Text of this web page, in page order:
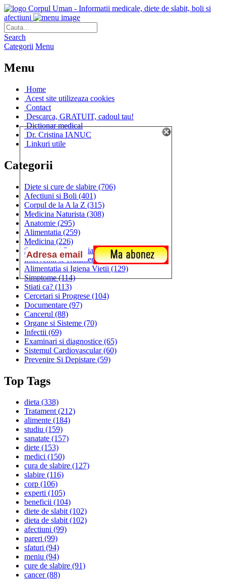
Corpul Uman - Informatii medicale, diete de slabit, boli si
afectiuni
Search
Categorii Menu
Menu
Home
Acest site utilizeaza cookies
Contact
Descarca, GRATUIT, cadoul tau!
Dictionar medical
Dr. Cristina IANUC
Linkuri utile
Categorii
Diete si cure de slabire (706)
Afectiuni si Boli (401)
Corpul de la A la Z (315)
Medicina Naturista (308)
Anatomie (295)
Alimentatia (259)
Medicina (226)
Sanatatea si Preventia(170)
Interventii si Tratamente(167)
Alimentatia si Igiena Vietii (129)
Simptome(114)
Stiati ca? (113)
Cercetari si Progrese (104)
Documentare (97)
Cancerul (88)
Organe si Sisteme (70)
Infectii (69)
Examinari si diagnostice (65)
Sistemul Cardiovascular(60)
Prevenire Si Depistare (59)
Top Tags
dieta (338)
Tratament(212)
alimente (184)
studiu (159)
sanatate (157)
diete (153)
medici (150)
cura de slabire (127)
slabire (116)
corp (106)
experti (105)
beneficii (104)
diete de slabit(102)
dieta de slabit(102)
afectiuni (99)
pareri (99)
sfaturi (94)
meniu (94)
cure de slabire (91)
cancer(88)